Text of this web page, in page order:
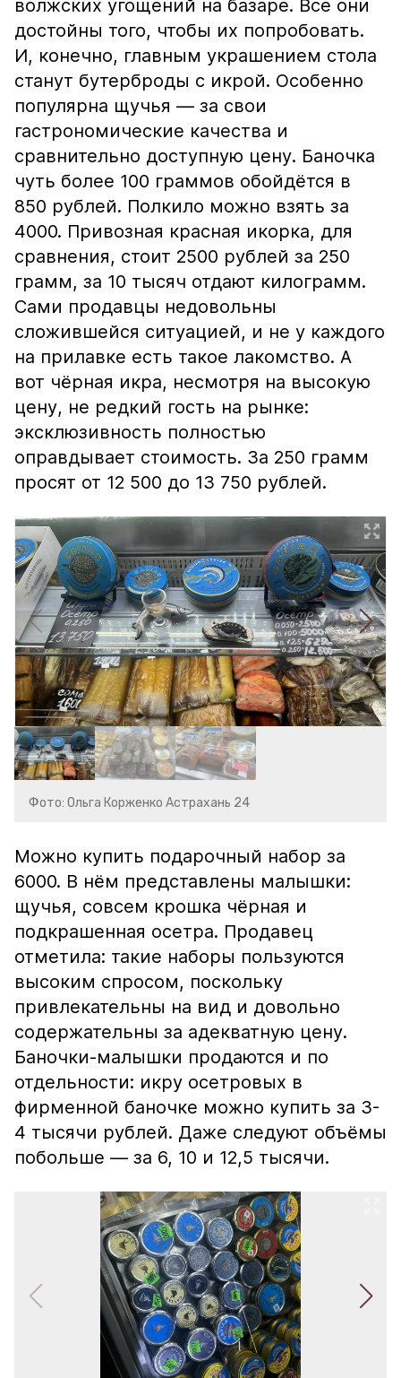
волжских угощений на базаре. Все они
достойны того, чтобы их попробовать.
И, конечно, главным украшением стола
станут бутерброды с икрой. Особенно
популярна щучья — за свои
гастрономические качества и
сравнительно доступную цену. Баночка
чуть более 100 граммов обойдётся в
850 рублей. Полкило можно взять за
4000. Привозная красная икорка, для
сравнения, стоит 2500 рублей за 250
грамм, за 10 тысяч отдают килограмм.
Сами продавцы недовольны
сложившейся ситуацией, и не у каждого
на прилавке есть такое лакомство. А
вот чёрная икра, несмотря на высокую
цену, не редкий гость на рынке:
эксклюзивность полностью
оправдывает стоимость. За 250 грамм
просят от 12 500 до 13 750 рублей.
Фото: Ольга Корженко Астрахань 24
Можно купить подарочный набор за
6000. В нём представлены малышки:
щучья, совсем крошка чёрная и
подкрашенная осетра. Продавец
отметила: такие наборы пользуются
высоким спросом, поскольку
привлекательны на вид и довольно
содержательны за адекватную цену.
Баночки-малышки продаются и по
отдельности: икру осетровых в
фирменной баночке можно купить за 3-
4 тысячи рублей. Даже следуют объёмы
побольше — за 6, 10 и 12,5 тысячи.